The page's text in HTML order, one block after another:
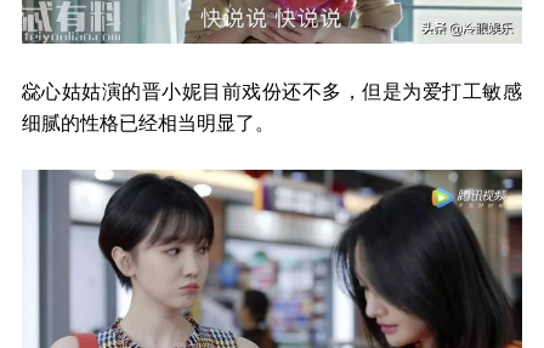
惢心姑姑演的晋小妮目前戏份还不多，但是为爱打工敏感
细腻的性格已经相当明显了。